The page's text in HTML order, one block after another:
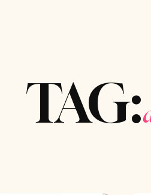
TAG: